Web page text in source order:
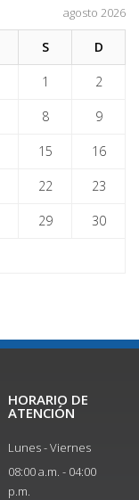
agosto 2026
S D
1 2
8 9
15 16
22 23
29 30
HORARIO DE
ATENCIÓN
Lunes - Viernes
08:00 a.m. - 04:00
p.m.